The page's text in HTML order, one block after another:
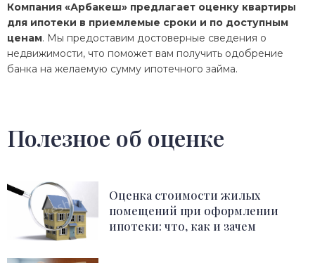
Компания «Арбакеш» предлагает оценку квартиры
для ипотеки в приемлемые сроки и по доступным
ценам. Мы предоставим достоверные сведения о
недвижимости, что поможет вам получить одобрение
банка на желаемую сумму ипотечного займа.
Полезное об оценке
Оценка стоимости жилых
помещений при оформлении
ипотеки: что, как и зачем